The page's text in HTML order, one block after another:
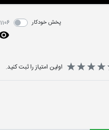
پخش خودکار 1106
اولین امتیاز را ثبت کنید.